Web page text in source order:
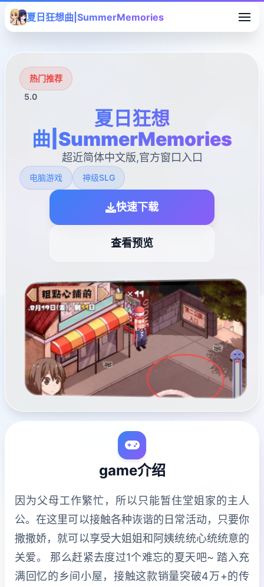
夏日狂想曲|SummerMemories
热门推荐
5.0
夏日狂想
曲|SummerMemories
超近简体中文版,官方窗口入口
电脑游戏 神级SLG
快速下载
查看预览
game介绍
因为父母工作繁忙，所以只能暂住堂姐家的主人
公。在这里可以接触各种诙谐的日常活动，只要你
撒撒娇，就可以享受大姐姐和阿姨统统心统统意的
关爱。 那么赶紧去度过1个难忘的夏天吧~ 踏入充
满回忆的乡间小屋，接触这款销量突破4万+的传